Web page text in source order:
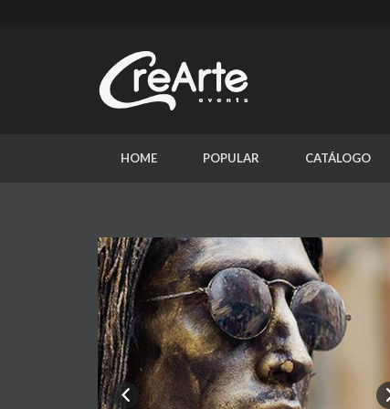
HOME POPULAR CATÁLOGO